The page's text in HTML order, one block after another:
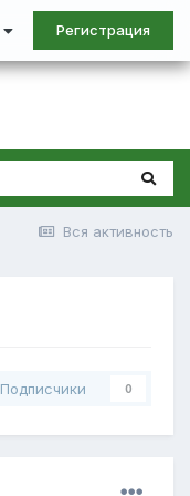
Регистрация
Вся активность
Подписчики 0